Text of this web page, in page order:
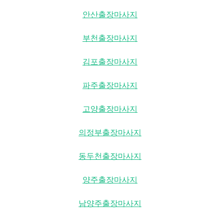
안산출장마사지
부천출장마사지
김포출장마사지
파주출장마사지
고양출장마사지
의정부출장마사지
동두천출장마사지
양주출장마사지
남양주출장마사지